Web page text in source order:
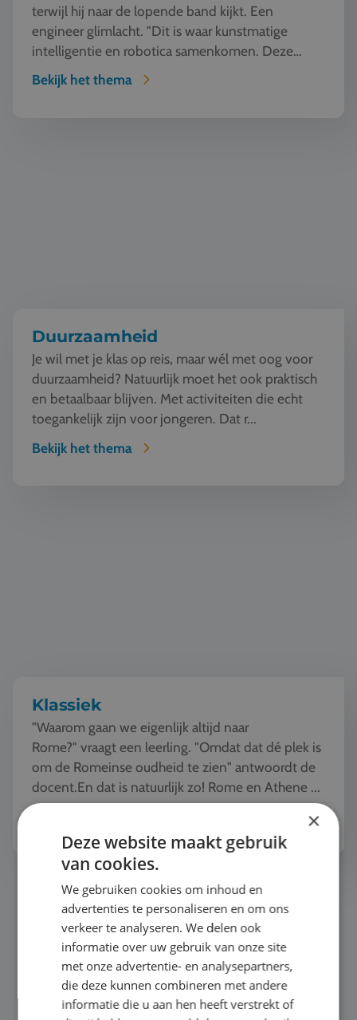
terwijl hij naar de lopende band kijkt. Een
engineer glimlacht. "Dit is waar kunstmatige
intelligentie en robotica samenkomen. Deze
machine ziet, l...
Bekijk het thema
Duurzaamheid
Je wil met je klas op reis, maar wél met oog voor
duurzaamheid? Natuurlijk moet het ook praktisch
en betaalbaar blijven. Met activiteiten die echt
toegankelijk zijn voor jongeren. Dat r...
Bekijk het thema
Klassiek
"Waarom gaan we eigenlijk altijd naar
Rome?" vraagt een leerling. "Omdat dat dé plek is
om de Romeinse oudheid te zien" antwoordt de
docent.En dat is natuurlijk zo! Rome en Athene ...
Mode en Design
×
Deze website maakt gebruik
van cookies.
We gebruiken cookies om inhoud en
advertenties te personaliseren en om ons
verkeer te analyseren. We delen ook
informatie over uw gebruik van onze site
met onze advertentie- en analysepartners,
die deze kunnen combineren met andere
informatie die u aan hen heeft verstrekt of